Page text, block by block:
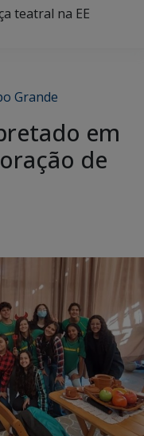
teatral na EE
Grande
em
de